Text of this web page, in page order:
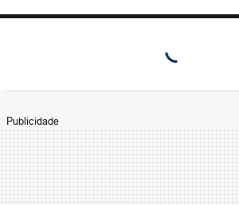
Publicidade